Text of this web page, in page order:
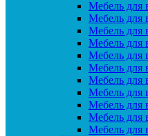
Мебель для
Мебель для
Мебель для
Мебель
Мебель для
Мебель для
Мебель для
Мебель для
Мебель для
Мебель
Мебель для